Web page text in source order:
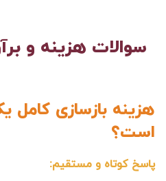
سوالات هزینه و
هزینه بازسازی کامل
است؟
پاسخ کوتاه و مستقیم: